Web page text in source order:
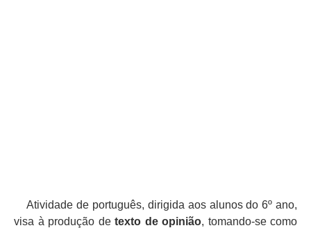
Atividade de português, dirigida aos alunos do 6º ano,
visa à produção de texto de opinião, tomando-se como